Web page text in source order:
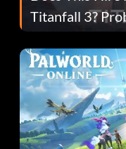
Titanfall 3?
Fans Are